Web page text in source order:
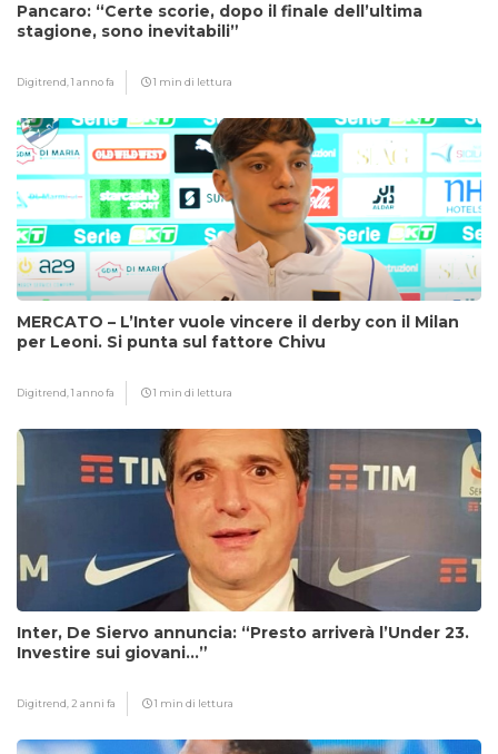
Pancaro: “Certe scorie, dopo il finale dell’ultima
stagione, sono inevitabili”
Digitrend,1 anno fa 1 min di lettura
MERCATO – L’Inter vuole vincere il derby con il Milan
per Leoni. Si punta sul fattore Chivu
Digitrend,1 anno fa 1 min di lettura
Inter, De Siervo annuncia: “Presto arriverà l’Under 23.
Investire sui giovani…”
Digitrend, 2 anni fa 1 min di lettura